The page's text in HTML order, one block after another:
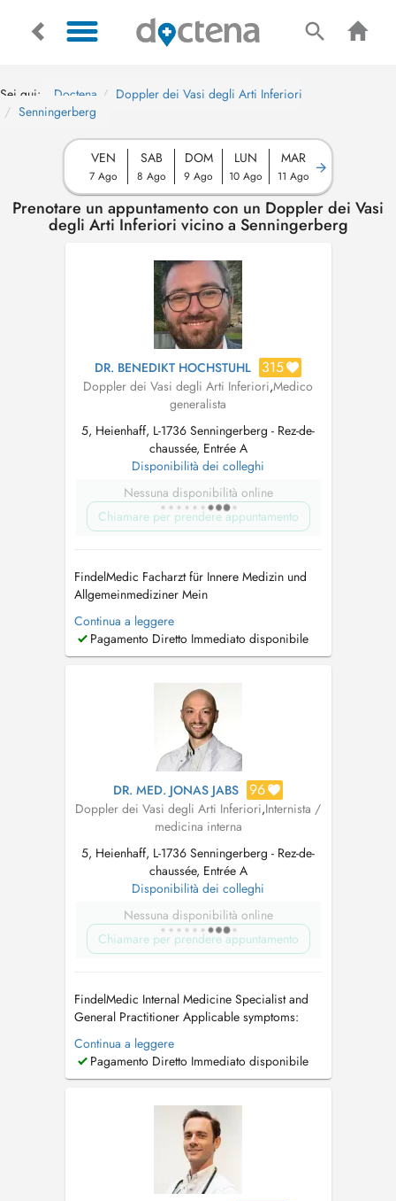
Sei qui: Doctena
Doppler dei Vasi degli Arti Inferiori
Senningerberg
VEN
7 Ago
SAB
8 Ago
DOM
9 Ago
LUN
10 Ago
MAR
11 Ago
Prenotare un appuntamento con un Doppler dei Vasi
degli Arti Inferiori vicino a Senningerberg
DR. BENEDIKT HOCHSTUHL 315
Doppler dei Vasi degli Arti Inferiori,Medico
generalista
5, Heienhaff, L-1736 Senningerberg - Rez-de-
chaussée, Entrée A
Disponibilità dei colleghi
Nessuna disponibilità online
Chiamare per prendere appuntamento
FindelMedic Facharzt für Innere Medizin und
Allgemeinmediziner Mein
Behandlungsspektrum umfasst unter anderem:
Herz-Kreislauf-Beschwerden, Herzrasen/
Herzstolpern (Palpitationen), geschwollene
oder chronisch), Atemnot, diagnostiziertes
oder vermutetes As...
Continua a leggere
Pagamento Diretto Immediato disponibile
DR. MED. JONAS JABS 96
Doppler dei Vasi degli Arti Inferiori,Internista /
medicina interna
5, Heienhaff, L-1736 Senningerberg - Rez-de-
chaussée, Entrée A
Disponibilità dei colleghi
Nessuna disponibilità online
Chiamare per prendere appuntamento
FindelMedic Internal Medicine Specialist and
General Practitioner Applicable symptoms:
unintentional weight loss or weight gain /
cardiovascular problems / high blood
pressure (hypertension) / rapid heartbeat /
retention) / respiratory infections and br...
Continua a leggere
Pagamento Diretto Immediato disponibile